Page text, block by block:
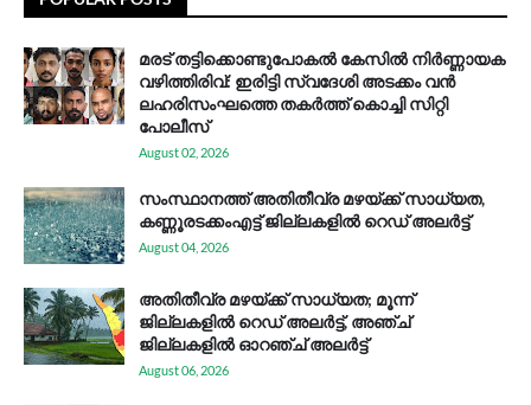
മരട് തട്ടിക്കൊണ്ടുപോകൽ കേസിൽ നിർണ്ണായക
വഴിത്തിരിവ്: ഇരിട്ടി സ്വദേശി അടക്കം വൻ
ലഹരിസംഘത്തെ തകർത്ത് കൊച്ചി സിറ്റി
പോലീസ്
August 02, 2026
സം​സ്ഥാ​ന​ത്ത് അ​തി​തീ​വ്ര മ​ഴ​യ്ക്ക് സാ​ധ്യ​ത,
കണ്ണൂരടക്കംഎ​ട്ട് ജി​ല്ല​ക​ളി​ൽ റെ​ഡ് അ​ലർ​ട്ട്
August 04, 2026
അതിതീവ്ര മഴയ്ക്ക് സാധ്യത; മൂന്ന്
ജില്ലകളിൽ റെഡ് അലർട്ട്, അഞ്ച്
ജില്ലകളിൽ ഓറഞ്ച് അലർട്ട്
August 06, 2026